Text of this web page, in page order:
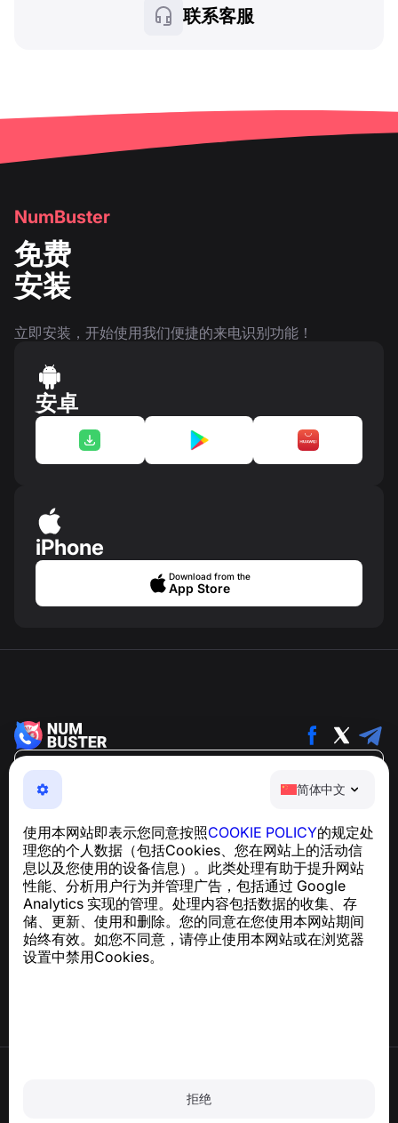
简体中文
使用本网站即表示您同意按照COOKIE POLICY的规定处
理您的个人数据（包括Cookies、您在网站上的活动信
息以及您使用的设备信息）。此类处理有助于提升网站
性能、分析用户行为并管理广告，包括通过 Google
Analytics 实现的管理。处理内容包括数据的收集、存
储、更新、使用和删除。您的同意在您使用本网站期间
始终有效。如您不同意，请停止使用本网站或在浏览器
设置中禁用Cookies。
拒绝
联系客服
NumBuster
免费
安装
立即安装，开始使用我们便捷的来电识别功能！
安卓
iPhone
Download from the
App Store
NumBuster © 2013—2026 ·
support@numbuster.com
和骚扰短信的侵害
关于 GDPR 合规的咨询：support@numbuster.com
帮助中心
新闻与文章
关于项目
联系方式